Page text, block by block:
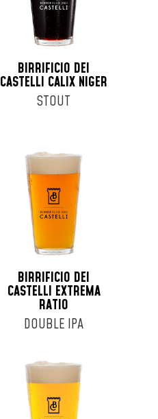
BIRRIFICIO DEI
CASTELLI CALIX NIGER
STOUT
BIRRIFICIO DEI
CASTELLI EXTREMA
RATIO
DOUBLE IPA